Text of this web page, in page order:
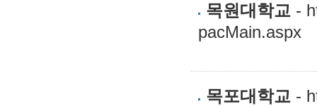
목원대학교 -
pacMain.aspx
목포대학교 -